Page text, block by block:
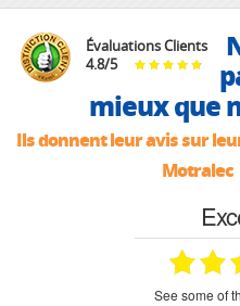
Évaluations Clients
4.8/5
mieux que
Ils donnent leur avis sur
Motralec
see some of